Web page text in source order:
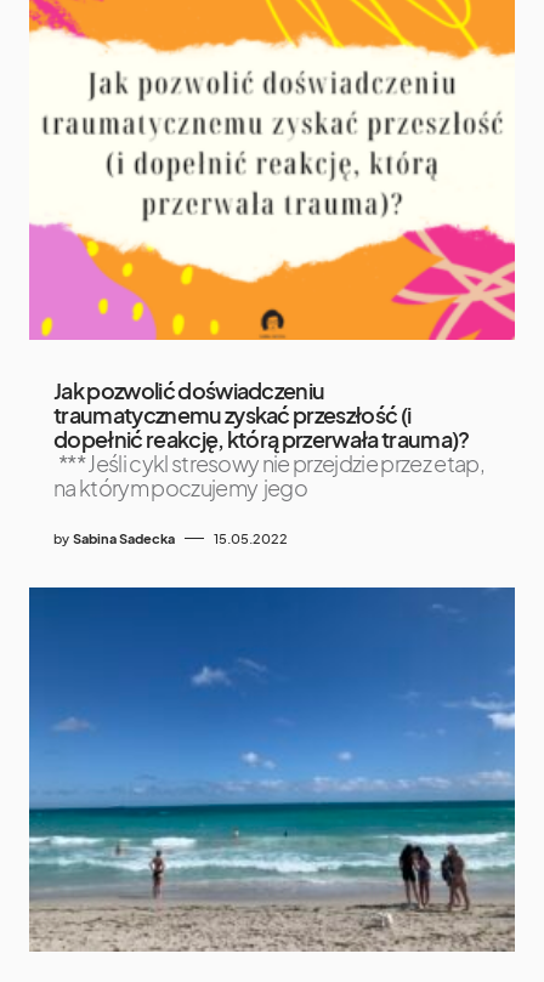
Jak pozwolić doświadczeniu
traumatycznemu zyskać przeszłość (i
dopełnić reakcję, którą przerwała trauma)?
*** Jeśli cykl stresowy nie przejdzie przez etap,
na którym poczujemy jego
by Sabina Sadecka 15.05.2022